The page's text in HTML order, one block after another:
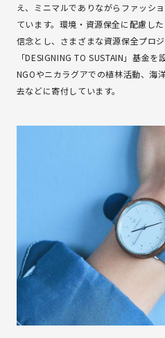
え、ミニマルでありながらファッシ
ています。環境・資源保全に配慮し
信念とし、さまざまな資源保全プロ
「DESIGNING TO SUSTAIN」基金
NGOやニカラグアでの植林活動、海
去などに寄付しています。